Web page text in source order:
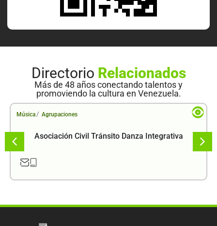
Directorio Relacionados
Más de 48 años conectando talentos y
promoviendo la cultura en Venezuela.
Música / Agrupaciones
Asociación Civil Tránsito Danza Integrativa